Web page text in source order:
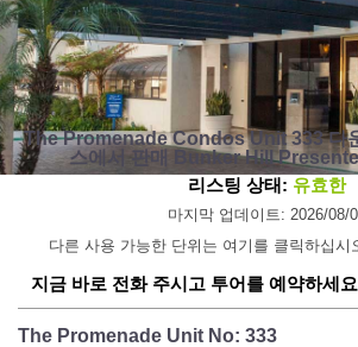
The Promenade Condos Unit 333 다
스에서 판매 Bunker Hill
리스팅 상태: 유효한
마지막 업데이트: 2026/08/
다른 사용 가능한 단위는 여기를 클릭하십시
지금 바로 전화 주시고 투어를 예약하세
The Promenade Unit No: 333